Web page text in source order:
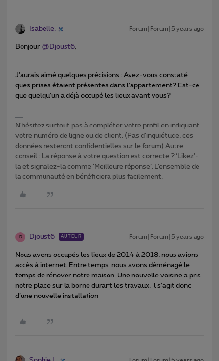
Isabelle. Forum|Forum|5 years ago
Bonjour @Djoust6,
J’aurais aimé quelques précisions : Avez-vous constaté
ques prises étaient présentes dans l’appartement? Est-ce
que quelqu’un a déjà occupé les lieux avant vous?
N'hésitez surtout pas à compléter votre profil en indiquant
votre numéro de ligne ou de client. (Pas d'inquiétude, ces
données resteront confidentielles sur le forum) Autre
conseil : La réponse à votre question est correcte ? ‘Likez’-
la et signalez-la comme ‘Meilleure réponse’. L’ensemble de
la communauté en bénéficiera plus facilement.
D Djoust6 AUTEUR Forum|Forum|5 years ago
Nous avons occupés les lieux de 2014 à 2018, nous avions
accès à internet. Entre temps nous avons déménagé le
temps de rénover notre maison. Une nouvelle voisine a pris
notre place sur la borne durant les travaux. Il s’agit donc
d’une nouvelle installation